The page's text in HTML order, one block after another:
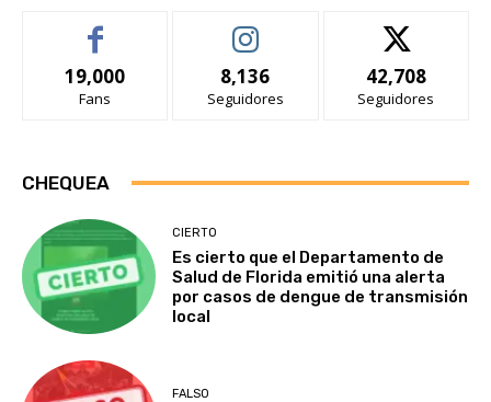
19,000
Fans
8,136
Seguidores
42,708
Seguidores
CHEQUEA
CIERTO
Es cierto que el Departamento de
Salud de Florida emitió una alerta
por casos de dengue de transmisión
local
FALSO